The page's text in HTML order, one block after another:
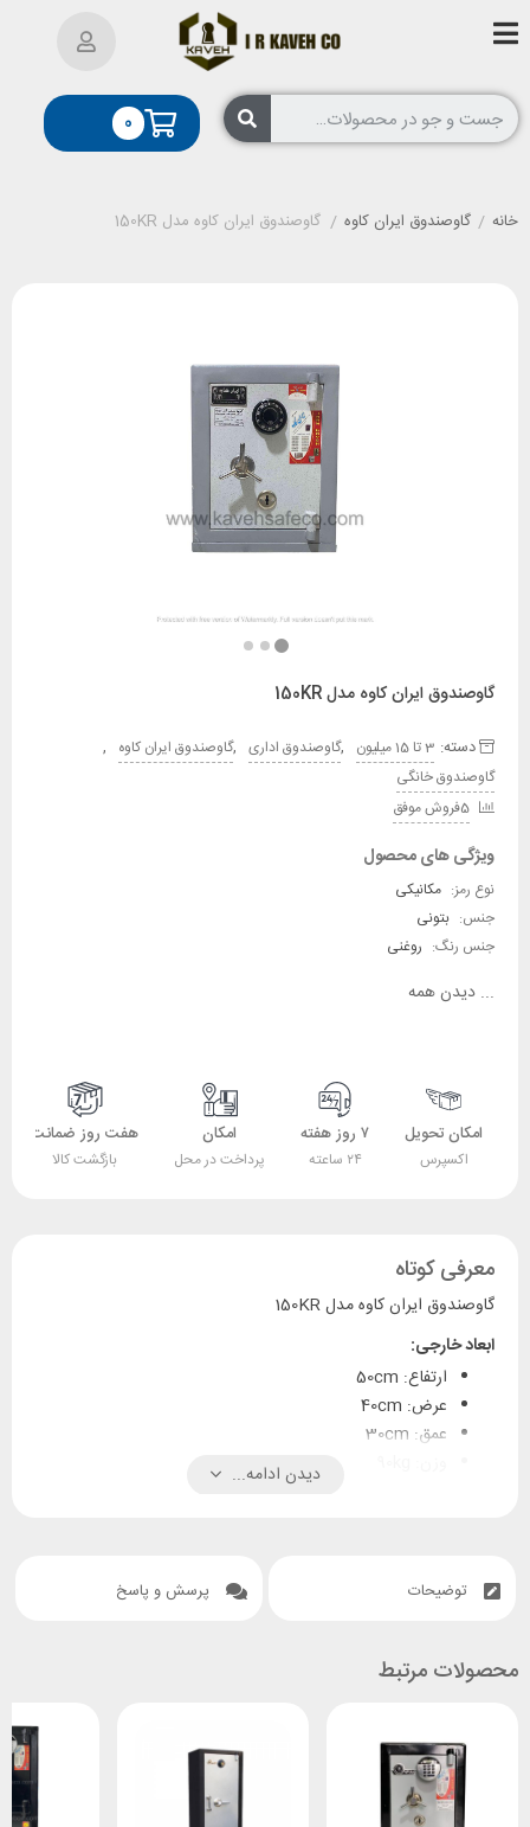
0
خانه / گاوصندوق ایران کاوه / گاوصندوق ایران کاوه مدل 150KR
گاوصندوق ایران کاوه مدل 150KR
دسته: 3 تا 15 میلیون ,گاوصندوق اداری ,گاوصندوق ایران کاوه ,
گاوصندوق خانگی
5فروش موفق
ویژگی های محصول
نوع رمز: مکانیکی
جنس: بتونی
جنس رنگ: روغنی
... دیدن همه
امکان تحویل
اکسپرس
۷ روز هفته
۲۴ ساعته
امکان
پرداخت در محل
هفت روز ضمانت
بازگشت کالا
معرفی کوتاه
گاوصندوق ایران کاوه مدل 150KR
ابعاد خارجی:
ارتفاع: 50cm
عرض: 40cm
عمق: 30cm
دیدن ادامه...
توضیحات پرسش و پاسخ
محصولات مرتبط